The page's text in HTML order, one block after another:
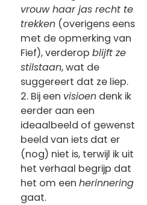
vrouw haar jas recht te
trekken (overigens eens
met de opmerking van
Fief), verderop blijft ze
stilstaan, wat de
suggereert dat ze liep.
2. Bij een visioen denk ik
eerder aan een
ideaalbeeld of gewenst
beeld van iets dat er
(nog) niet is, terwijl ik uit
het verhaal begrijp dat
het om een herinnering
gaat.